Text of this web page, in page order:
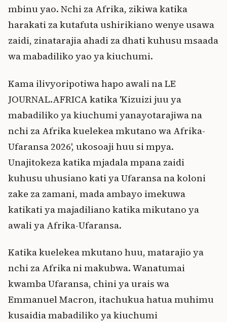
mbinu yao. Nchi za Afrika, zikiwa katika
harakati za kutafuta ushirikiano wenye usawa
zaidi, zinatarajia ahadi za dhati kuhusu msaada
wa mabadiliko yao ya kiuchumi.
Kama ilivyoripotiwa hapo awali na LE
JOURNAL.AFRICA katika 'Kizuizi juu ya
mabadiliko ya kiuchumi yanayotarajiwa na
nchi za Afrika kuelekea mkutano wa Afrika-
Ufaransa 2026', ukosoaji huu si mpya.
Unajitokeza katika mjadala mpana zaidi
kuhusu uhusiano kati ya Ufaransa na koloni
zake za zamani, mada ambayo imekuwa
katikati ya majadiliano katika mikutano ya
awali ya Afrika-Ufaransa.
Katika kuelekea mkutano huu, matarajio ya
nchi za Afrika ni makubwa. Wanatumai
kwamba Ufaransa, chini ya urais wa
Emmanuel Macron, itachukua hatua muhimu
kusaidia mabadiliko ya kiuchumi